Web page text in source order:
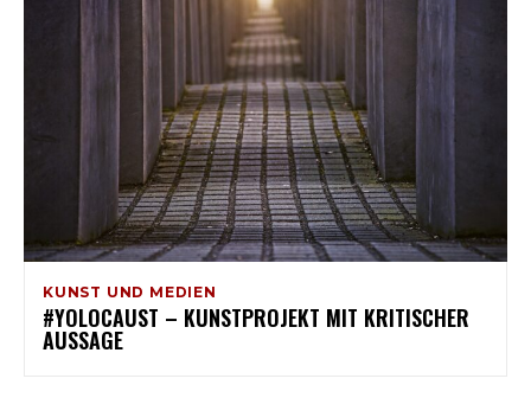
KUNST UND MEDIEN
#YOLOCAUST – KUNSTPROJEKT MIT KRITISCHER
AUSSAGE